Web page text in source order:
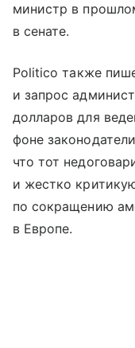
министр в
в сенате.
Politico также
и запрос
долларов для
фоне
что тот
и жестко
по сокращению
в Европе.